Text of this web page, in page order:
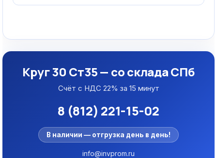
Круг 30 Ст35 — со склада СПб
Счёт с НДС 22% за 15 минут
8 (812) 221-15-02
В наличии — отгрузка день в день!
info@invprom.ru